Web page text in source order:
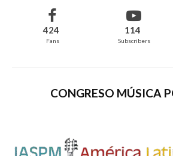
Tu dirección de correo electrónico no será
obligatorios están marcados con
424
Fans
114
Subscribers
CONGRESO MÚSICA